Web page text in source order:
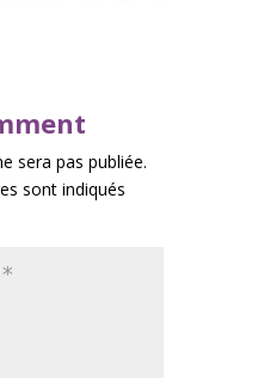
sera pas publiée.
sont indiqués